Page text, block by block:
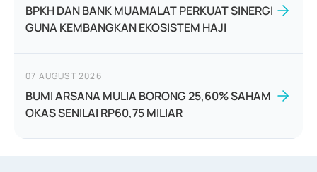
BPKH DAN BANK MUAMALAT PERKUAT SINERGI
GUNA KEMBANGKAN EKOSISTEM HAJI
07 AUGUST 2026
BUMI ARSANA MULIA BORONG 25,60% SAHAM
OKAS SENILAI RP60,75 MILIAR